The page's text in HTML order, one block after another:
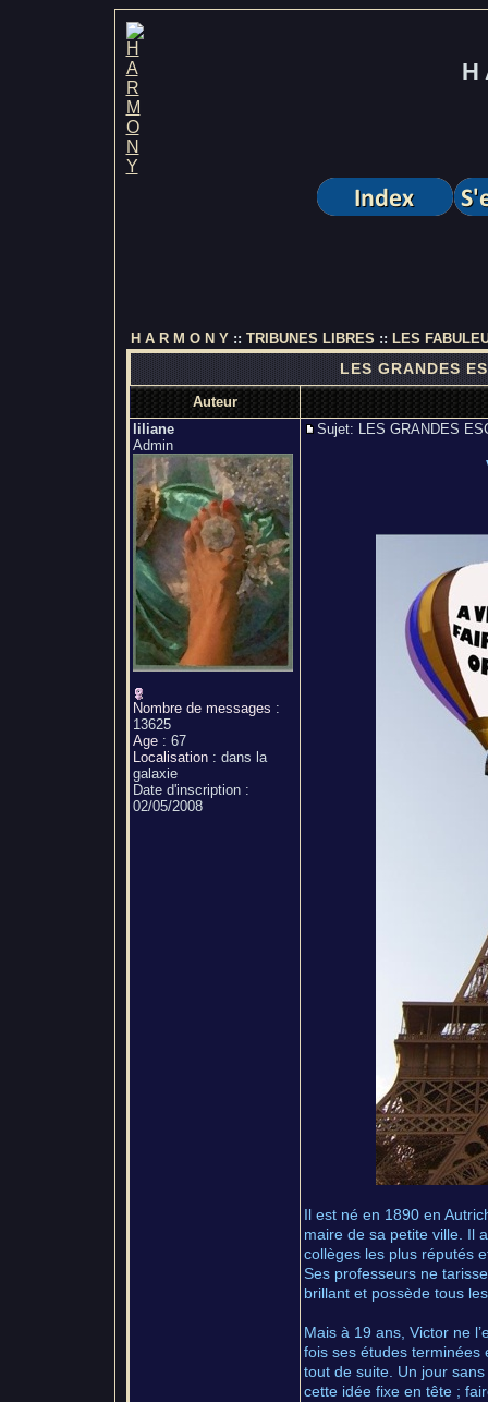
H
H A R M O N Y:: TRIBUNES LIBRES :: LES
LES GRANDES
Auteur
liliane
Admin
Nombre de messages :
13625
Age: 67
Localisation: dans la
galaxie
Date d'inscription :
02/05/2008
Sujet: LES GRANDES
Il est né en 1890 en
maire de sa petite ville. Il
collèges les plus réputés
Ses professeurs ne
brillant et possède tous
Mais à 19 ans, Victor ne
fois ses études terminées
tout de suite. Un jour
cette idée fixe en tête ;